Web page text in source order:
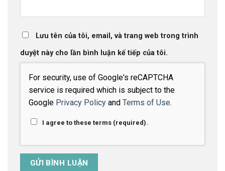
Lưu tên của tôi, email, và trang web trong trình
duyệt này cho lần bình luận kế tiếp của tôi.
For security, use of Google's reCAPTCHA
service is required which is subject to the
Google Privacy Policy and Terms of Use.
I agree to these terms (required).